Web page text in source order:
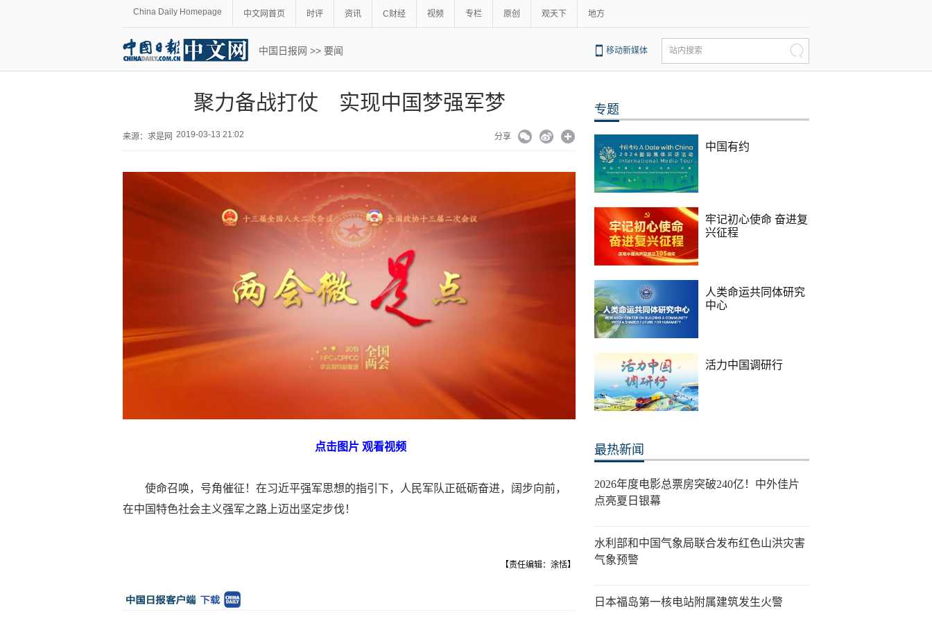
China Daily Homepage 中文网首页 时评 资讯 C财经 视频 专栏 原创 观天下 地方
中国日报网 >> 要闻 移动新媒体 站内搜索
聚力备战打仗 实现中国梦强军梦
来源： 求是网 2019-03-13 21:02 分享
点击图片 观看视频
使命召唤，号角催征！在习近平强军思想的指引下，人民军队正砥砺奋进，阔步向前，
在中国特色社会主义强军之路上迈出坚定步伐！
【责任编辑：涂恬】
专题
中国有约
牢记初心使命 奋进复
兴征程
人类命运共同体研究
中心
活力中国调研行
最热新闻
2026年度电影总票房突破240亿！中外佳片
点亮夏日银幕
水利部和中国气象局联合发布红色山洪灾害
气象预警
日本福岛第一核电站附属建筑发生火警